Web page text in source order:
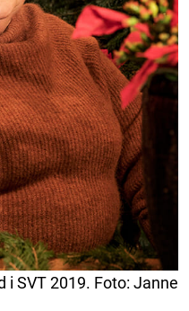
i SVT 2019. Foto: Janne